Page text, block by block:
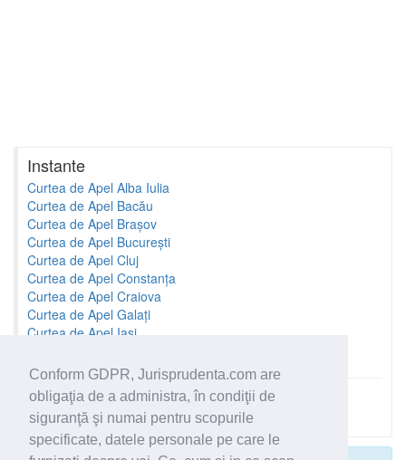
Conform GDPR, Jurisprudenta.com are
obligaţia de a administra, în condiţii de
siguranţă şi numai pentru scopurile
specificate, datele personale pe care le
Instante
Curtea de Apel Alba Iulia
Curtea de Apel Bacău
Curtea de Apel Brașov
Curtea de Apel București
Curtea de Apel Cluj
Curtea de Apel Constanța
Curtea de Apel Craiova
Curtea de Apel Galați
Curtea de Apel Iași
Toate instantele